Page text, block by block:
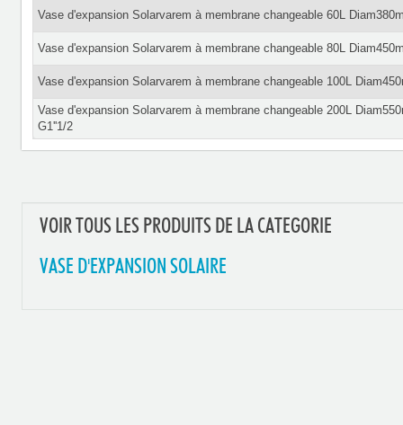
Vase d'expansion Solarvarem à membrane changeable 60L
Vase d'expansion Solarvarem à membrane changeable 80L
Vase d'expansion Solarvarem à membrane changeable 100L
Vase d'expansion Solarvarem à membrane changeable 200L
G1''1/2
VOIR TOUS LES PRODUITS DE LA CATEGORIE
VASE D'EXPANSION SOLAIRE